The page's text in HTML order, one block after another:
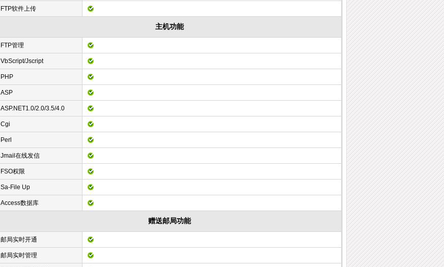
FTP软件上传
主机功能
FTP管理
VbScript/Jscript
PHP
ASP
ASP.NET1.0/2.0/3.5/4.0
Cgi
Perl
Jmail在线发信
FSO权限
Sa-File Up
Access数据库
赠送邮局功能
邮局实时开通
邮局实时管理